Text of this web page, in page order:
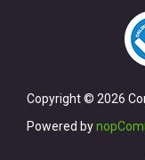
Copyright © 2026
Powered by